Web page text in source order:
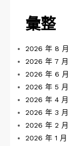
彙整
2026 年 8 月
2026 年 7 月
2026 年 6 月
2026 年 5 月
2026 年 4 月
2026 年 3 月
2026 年 2 月
2026 年 1 月